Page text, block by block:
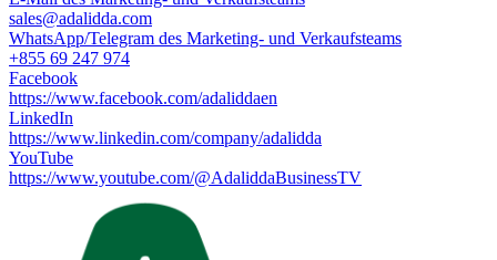
sales@adalidda.com
WhatsApp/Telegram des Marketing- und Verkaufsteams
+855 69 247 974
Facebook
https://www.facebook.com/adaliddaen
LinkedIn
https://www.linkedin.com/company/adalidda
YouTube
https://www.youtube.com/@AdaliddaBusinessTV